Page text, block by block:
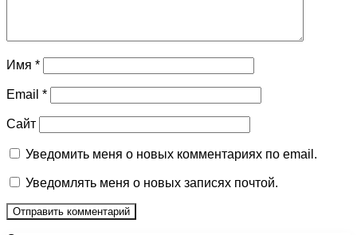
Имя *
Email *
Сайт
Уведомить меня о новых комментариях по email.
Уведомлять меня о новых записях почтой.